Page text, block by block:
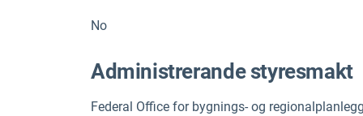
No
Administrerande styresmakt
Federal Office for bygnings- og